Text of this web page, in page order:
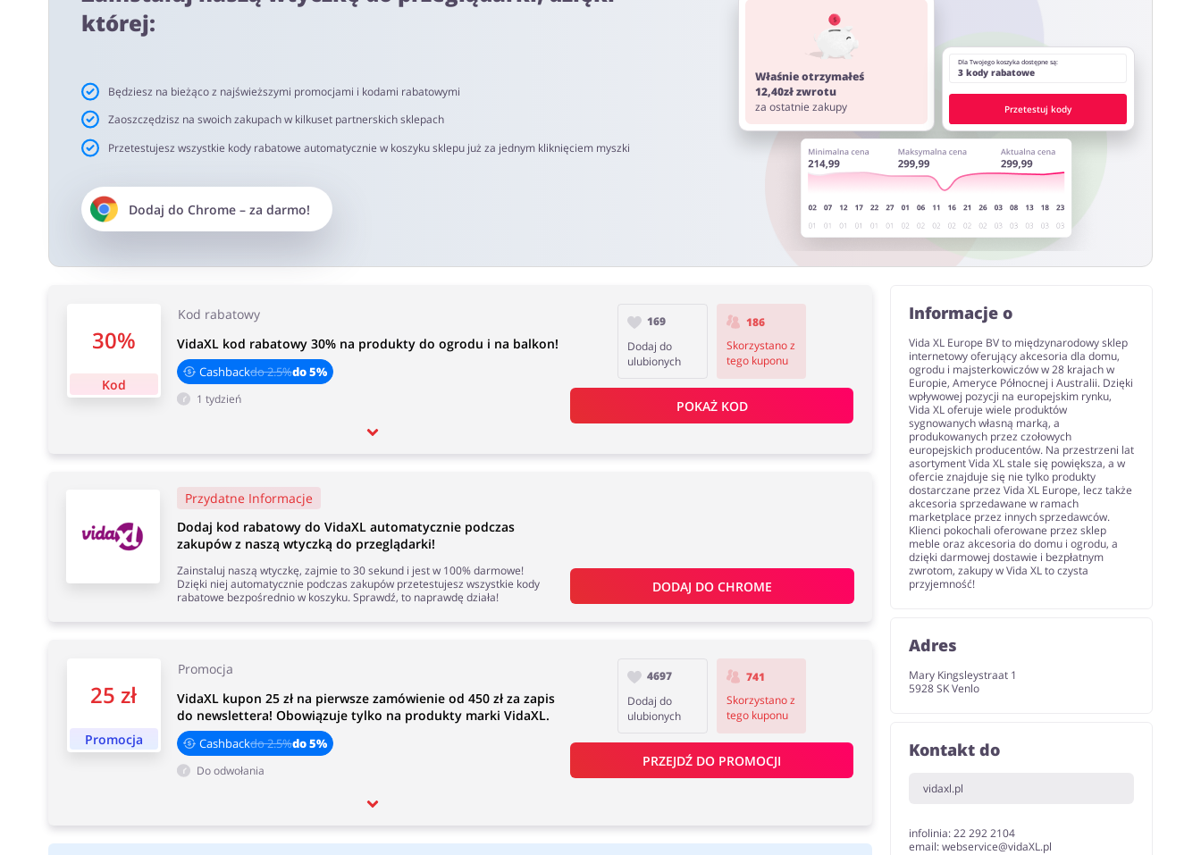
netto. Rekomendujemy korzystanie z wtyczki alerabat.com. Pamiętaj aby przed zakupem wyłączyć AdBlock oraz aby nie korzystać z innych stron lub rozszerzeń do przeglądarki
oferujących kody rabatowe lub cashback.
Czas akceptacji cashback:
Średni czas akceptacji Cashback w VidaXL wynosi od 40 do 90 dni.
której:
Będziesz na bieżąco z najświeższymi promocjami i kodami rabatowymi
Zaoszczędzisz na swoich zakupach w kilkuset partnerskich sklepach
Przetestujesz wszystkie kody rabatowe automatycznie w koszyku sklepu już za jednym kliknięciem myszki
Dodaj do Chrome– za darmo!
Właśnie otrzymałeś
12,40zł zwrotu
za ostatnie zakupy
Dla Twojego koszyka dostępne są:
3 kody rabatowe
Przetestuj kody
30%
Kod
Kod rabatowy
VidaXL kod rabatowy 30% na produkty do ogrodu i na balkon!
Cashbackdo 2.5%do 5%
1 tydzień
169
Dodaj do
ulubionych
186
Skorzystano z
tego kuponu
POKAŻ KOD
25 zł
Promocja
Promocja
VidaXL kupon 25 zł na pierwsze zamówienie od 450 zł za zapis
do newslettera! Obowiązuje tylko na produkty marki VidaXL.
Cashbackdo 2.5%do 5%
Do odwołania
4697
Dodaj do
ulubionych
741
Skorzystano z
tego kuponu
PRZEJDŹ DO PROMOCJI
Przydatne Informacje
Dodaj kod rabatowy do VidaXL automatycznie podczas
zakupów z naszą wtyczką do przeglądarki!
Zainstaluj naszą wtyczkę, zajmie to 30 sekund i jest w 100% darmowe!
Dzięki niej automatycznie podczas zakupów przetestujesz wszystkie kody
rabatowe bezpośrednio w koszyku. Sprawdź, to naprawdę działa!
DODAJ DO CHROME
Informacje o
Vida XL Europe BV to międzynarodowy sklep
internetowy oferujący akcesoria dla domu,
ogrodu i majsterkowiczów w 28 krajach w
Europie, Ameryce Północnej i Australii. Dzięki
wpływowej pozycji na europejskim rynku,
Vida XL oferuje wiele produktów
sygnowanych własną marką, a
produkowanych przez czołowych
europejskich producentów. Na przestrzeni lat
asortyment Vida XL stale się powiększa, a w
ofercie znajduje się nie tylko produkty
dostarczane przez Vida XL Europe, lecz także
akcesoria sprzedawane w ramach
marketplace przez innych sprzedawców.
Klienci pokochali oferowane przez sklep
meble oraz akcesoria do domu i ogrodu, a
dzięki darmowej dostawie i bezpłatnym
zwrotom, zakupy w Vida XL to czysta
przyjemność!
Adres
Mary Kingsleystraat 1
5928 SK Venlo
Kontakt do
vidaxl.pl
infolinia: 22 292 2104
email: webservice@vidaXL.pl